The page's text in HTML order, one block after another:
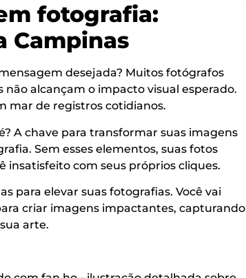
fotografia:
Campinas
desejada? Muitos fotógrafos
alcançam o impacto visual esperado.
mar de registros cotidianos.
A chave para transformar suas imagens
Sem esses elementos, suas fotos
insatisfeito com seus próprios cliques.
para elevar suas fotografias. Você vai
criar imagens impactantes, capturando
arte.